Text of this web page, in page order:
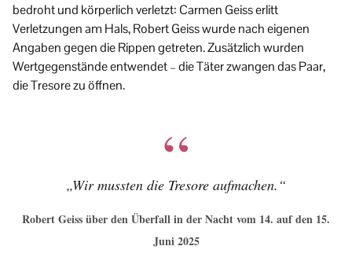
bedroht und körperlich verletzt: Carmen Geiss erlitt
Verletzungen am Hals, Robert Geiss wurde nach eigenen
Angaben gegen die Rippen getreten. Zusätzlich wurden
Wertgegenstände entwendet – die Täter zwangen das Paar,
die Tresore zu öffnen.
„Wir mussten die Tresore aufmachen.“
Robert Geiss über den Überfall in der Nacht vom 14. auf den 15.
Juni 2025